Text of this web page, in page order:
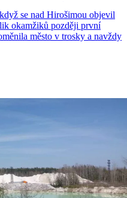
se nad Hirošimou objevil
okamžiků později první
město v trosky a navždy